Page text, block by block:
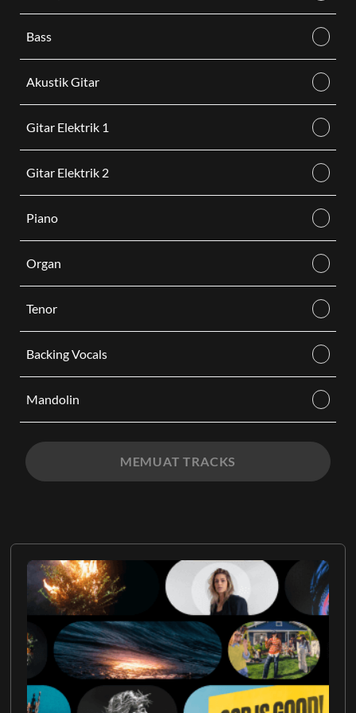
Bass
Akustik Gitar
Gitar Elektrik 1
Gitar Elektrik 2
Piano
Organ
Tenor
Backing Vocals
Mandolin
MEMUAT TRACKS